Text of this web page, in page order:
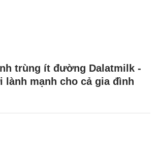
trùng ít đường Dalatmilk -
lành mạnh cho cả gia đình